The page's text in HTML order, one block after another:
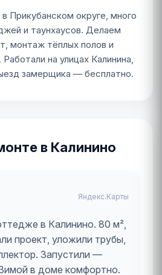
Прикубанском округе, много
и таунхаусов. Делаем
монтаж тёплых полов и
на улицах Калинина,
замерщика — бесплатно.
в Калинино
Яндекс.Карты
в Калинино. 80 м²,
проект, уложили трубы,
Запустили —
в доме комфортно.